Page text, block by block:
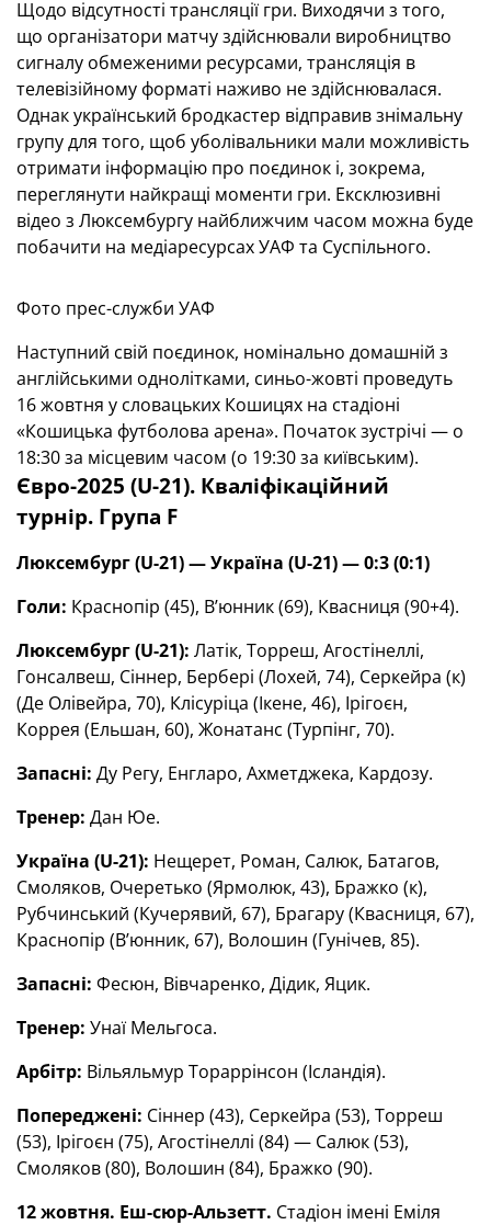
Щодо відсутності трансляції гри. Виходячи з того,
що організатори матчу здійснювали виробництво
сигналу обмеженими ресурсами, трансляція в
телевізійному форматі наживо не здійснювалася.
Однак український бродкастер відправив знімальну
групу для того, щоб уболівальники мали можливість
отримати інформацію про поєдинок і, зокрема,
переглянути найкращі моменти гри. Ексклюзивні
відео з Люксембургу найближчим часом можна буде
побачити на медіаресурсах УАФ та Суспільного.
Фото прес-служби УАФ
Наступний свій поєдинок, номінально домашній з
англійськими однолітками, синьо-жовті проведуть
16 жовтня у словацьких Кошицях на стадіоні
«Кошицька футболова арена». Початок зустрічі — о
18:30 за місцевим часом (о 19:30 за київським).
Євро-2025 (U-21). Кваліфікаційний
турнір. Група F
Люксембург (U-21) — Україна (U-21) — 0:3 (0:1)
Голи: Краснопір (45), В’юнник (69), Квасниця (90+4).
Люксембург (U-21): Латік, Торреш, Агостінеллі,
Гонсалвеш, Сіннер, Бербері (Лохей, 74), Серкейра (к)
(Де Олівейра, 70), Клісуріца (Ікене, 46), Ірігоєн,
Коррея (Ельшан, 60), Жонатанс (Турпінг, 70).
Запасні: Ду Регу, Енгларо, Ахметджека, Кардозу.
Тренер: Дан Юе.
Україна (U-21): Нещерет, Роман, Салюк, Батагов,
Смоляков, Очеретько (Ярмолюк, 43), Бражко (к),
Рубчинський (Кучерявий, 67), Брагару (Квасниця, 67),
Краснопір (В’юнник, 67), Волошин (Гунічев, 85).
Запасні: Фесюн, Вівчаренко, Дідик, Яцик.
Тренер: Унаї Мельгоса.
Арбітр: Вільяльмур Тораррінсон (Ісландія).
Попереджені: Сіннер (43), Серкейра (53), Торреш
(53), Ірігоєн (75), Агостінеллі (84) — Салюк (53),
Смоляков (80), Волошин (84), Бражко (90).
12 жовтня. Еш-сюр-Альзетт. Стадіон імені Еміля